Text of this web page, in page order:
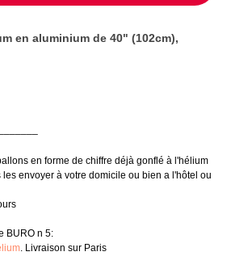
en aluminium de 40" (102cm),
en forme de chiffre déjà gonflé à l'hélium
envoyer à votre domicile ou bien a l'hôtel ou
BURO n 5:
. Livraison sur Paris